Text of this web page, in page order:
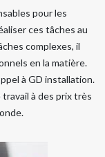
pour les
ces tâches au
complexes, il
en la matière.
à GD installation.
à des prix très